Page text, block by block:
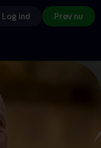
Log ind Prøv nu